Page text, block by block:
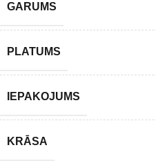
GARUMS
PLATUMS
IEPAKOJUMS
KRĀSA